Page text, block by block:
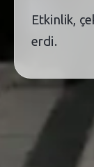
Etkinlik,
erdi.